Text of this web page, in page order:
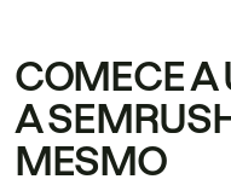
COMECE A
A
MESMO